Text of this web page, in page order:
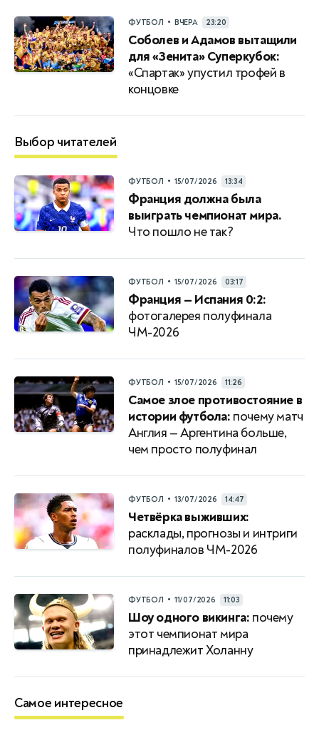
ФУТБОЛ • ВЧЕРА 23:20
Соболев и Адамов вытащили
для «Зенита» Суперкубок:
«Спартак» упустил трофей в
концовке
Выбор читателей
ФУТБОЛ • 15/07/2026 13:34
Франция должна была
выиграть чемпионат мира.
Что пошло не так?
ФУТБОЛ • 15/07/2026 03:17
Франция — Испания 0:2:
фотогалерея полуфинала
ЧМ-2026
ФУТБОЛ • 15/07/2026 11:26
Самое злое противостояние в
истории футбола: почему матч
Англия — Аргентина больше,
чем просто полуфинал
ФУТБОЛ • 13/07/2026 14:47
Четвёрка выживших:
расклады, прогнозы и интриги
полуфиналов ЧМ-2026
ФУТБОЛ • 11/07/2026 11:03
Шоу одного викинга: почему
этот чемпионат мира
принадлежит Холанну
Самое интересное